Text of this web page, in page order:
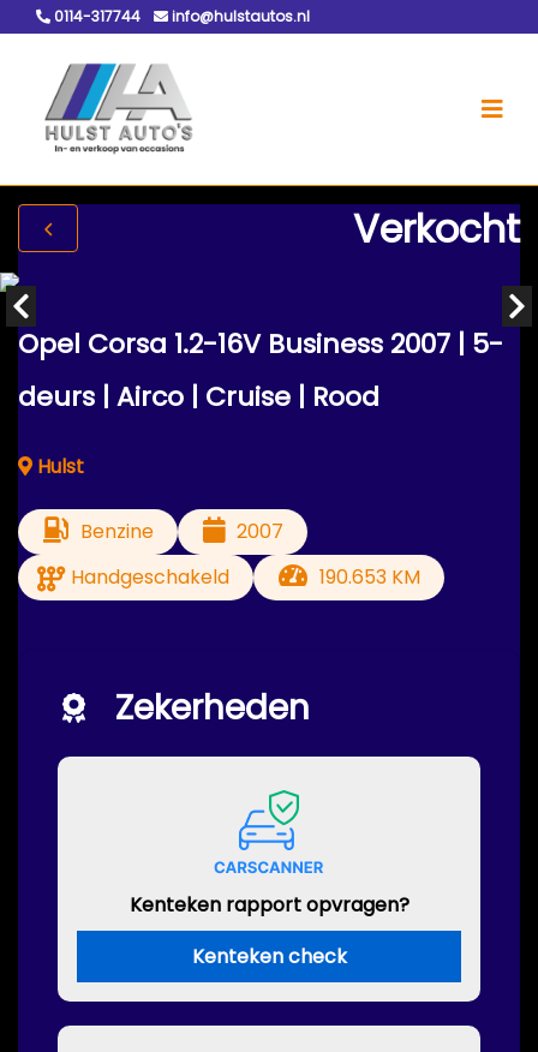
0114-317744 info@hulstautos.nl
Verkocht
Opel Corsa 1.2-16V Business 2007 | 5-
deurs | Airco | Cruise | Rood
Hulst
Benzine
2007
Handgeschakeld
190.653 KM
Zekerheden
Kenteken rapport opvragen?
Kenteken check